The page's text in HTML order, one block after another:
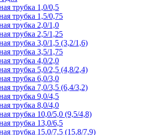
трубка 1,0/0,5
трубка 1,5/0,75
трубка 2,0/1,0
трубка 2,5/1,25
трубка 3,0/1,5 (3,2/1,6)
трубка 3,5/1,75
трубка 4,0/2,0
трубка 5,0/2,5 (4,8/2,4)
трубка 6,0/3,0
трубка 7,0/3,5 (6,4/3,2)
трубка 9,0/4,5
трубка 8,0/4,0
трубка 10,0/5,0 (9,5/4,8)
трубка 13,0/6,5
трубка 15,0/7,5 (15,8/7,9)